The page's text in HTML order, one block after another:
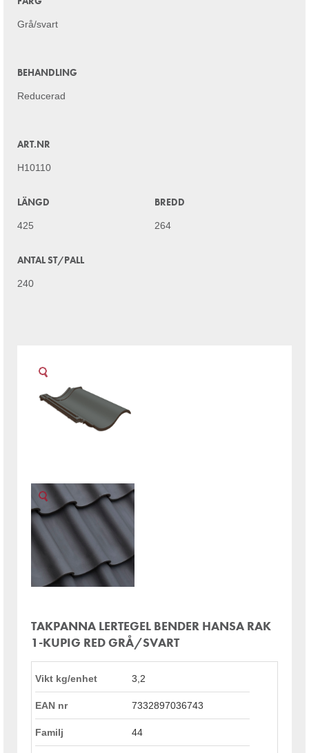
Grå/svart
BEHANDLING
Reducerad
ART.NR
H10110
LÄNGD
425
BREDD
264
ANTAL ST/PALL
240
TAKPANNA LERTEGEL BENDER HANSA RAK
1-KUPIG RED GRÅ/SVART
Vikt kg/enhet 3,2
EAN nr 7332897036743
Familj 44